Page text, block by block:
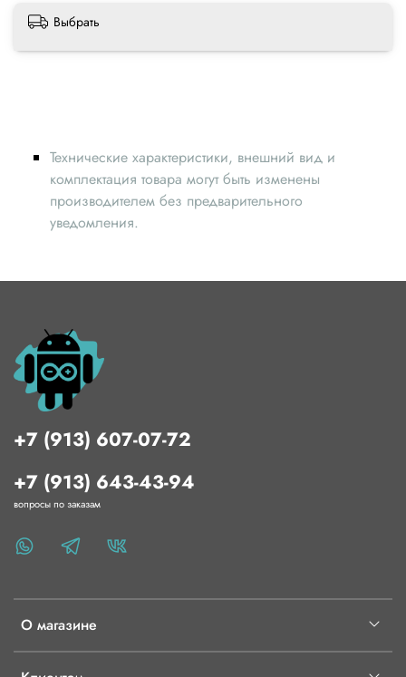
Выбрать
Технические характеристики, внешний вид и
комплектация товара могут быть изменены
производителем без предварительного
уведомления.
О магазине
+7 (913) 607-07-72
+7 (913) 643-43-94
вопросы по заказам